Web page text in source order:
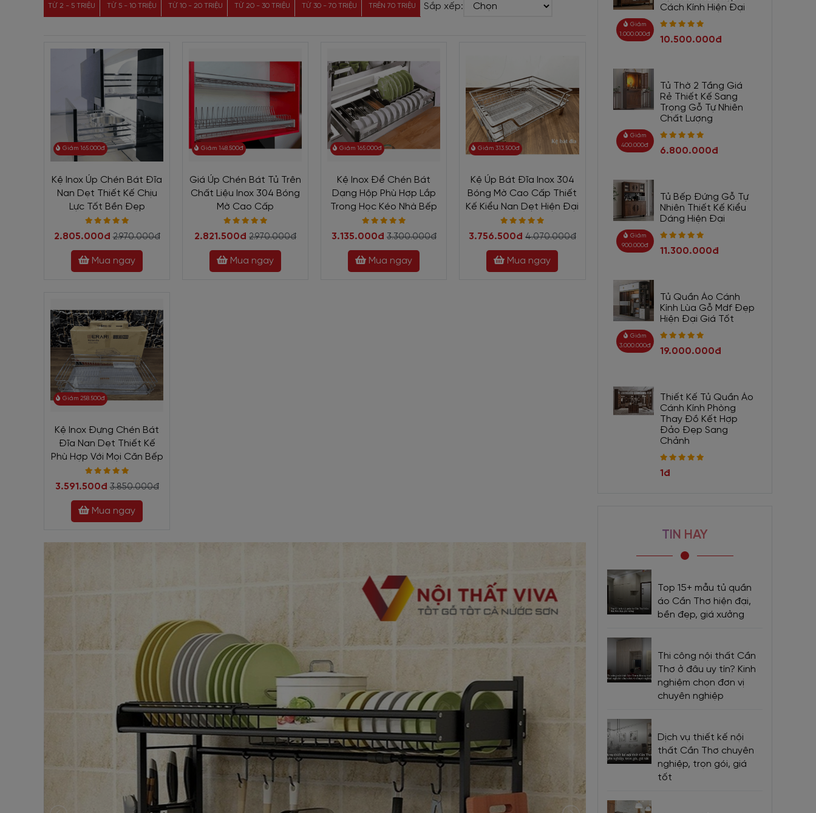
TỪ 2 - 5 TRIỆU TỪ 5 - 10 TRIỆU TỪ 10 - 20 TRIỆU TỪ 20 - 30 TRIỆU TỪ 30 - 70 TRIỆU TRÊN 70 TRIỆU Sắp xếp:
Giảm 165.000đ
Kệ Inox Úp Chén Bát Đĩa
Nan Dẹt Thiết Kế Chịu
Lực Tốt Bền Đẹp
2.805.000đ 2.970.000đ
Mua ngay
Giảm 148.500đ
Giá Úp Chén Bát Tủ Trên
Chất Liệu Inox 304 Bóng
Mờ Cao Cấp
2.821.500đ 2.970.000đ
Mua ngay
Giảm 165.000đ
Kệ Inox Để Chén Bát
Dạng Hộp Phù Hợp Lắp
Trong Học Kéo Nhà Bếp
3.135.000đ 3.300.000đ
Mua ngay
Giảm 313.500đ
Kệ Úp Bát Đĩa Inox 304
Bóng Mờ Cao Cấp Thiết
Kế Kiểu Nan Dẹt Hiện Đại
3.756.500đ 4.070.000đ
Mua ngay
Giảm 258.500đ
Kệ Inox Đựng Chén Bát
Đĩa Nan Dẹt Thiết Kế
Phù Hợp Với Mọi Căn Bếp
3.591.500đ 3.850.000đ
Mua ngay
Giảm
1.000.000đ
Cách Kính Hiện Đại
10.500.000đ
Giảm
400.000đ
Tủ Thờ 2 Tầng Giá
Rẻ Thiết Kế Sang
Trọng Gỗ Tự Nhiên
Chất Lượng
6.800.000đ
Giảm
900.000đ
Tủ Bếp Đứng Gỗ Tự
Nhiên Thiết Kế Kiểu
Dáng Hiện Đại
11.300.000đ
Giảm
3.000.000đ
Tủ Quần Áo Cánh
Kính Lùa Gỗ Mdf Đẹp
Hiện Đại Giá Tốt
19.000.000đ
Thiết Kế Tủ Quần Áo
Cánh Kính Phòng
Thay Đồ Kết Hợp
Đảo Đẹp Sang
Chảnh
1đ
TIN HAY
Top 15+ mẫu tủ quần
áo Cần Thơ hiện đại,
bền đẹp, giá xưởng
Thi công nội thất Cần
Thơ ở đâu uy tín? Kinh
nghiệm chọn đơn vị
chuyên nghiệp
Dịch vụ thiết kế nội
thất Cần Thơ chuyên
nghiệp, trọn gói, giá
tốt